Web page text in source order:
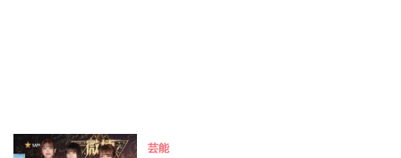
芸能